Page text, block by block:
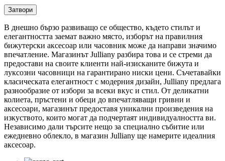
Затвори
В днешно бързо развиващо се общество, където стилът и
елегантността заемат важно място, изборът на правилния
бижутерски аксесоар или часовник може да направи значимо
впечатление. Магазинът Julliany разбира това и се стреми да
предостави на своите клиенти най-изисканите бижута и
луксозни часовници на гарантирано ниски цени. Съчетавайки
класическата елегантност с модерния дизайн, Julliany предлага
разнообразие от избори за всеки вкус и стил. От деликатни
колиета, пръстени и обеци до впечатляващи гривни и
аксесоари, магазинът предоставя уникални произведения на
изкуството, които могат да подчертаят индивидуалността ви.
Независимо дали търсите нещо за специално събитие или
ежедневно облекло, в магазин Julliany ще намерите идеалния
аксесоар.